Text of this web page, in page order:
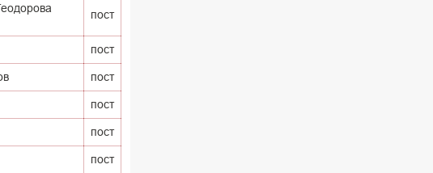
пост
пост
пост
пост
пост
пост